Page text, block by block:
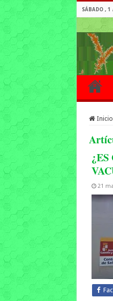
SÁBADO , 1
Inicio
21